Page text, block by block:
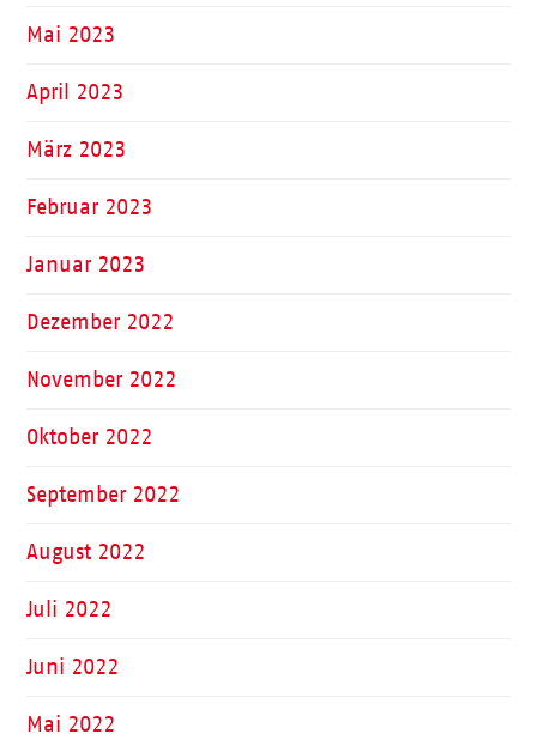
Mai 2023
April 2023
März 2023
Februar 2023
Januar 2023
Dezember 2022
November 2022
Oktober 2022
September 2022
August 2022
Juli 2022
Juni 2022
Mai 2022